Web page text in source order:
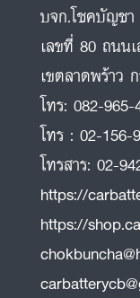
บจก.โชคบัญช
เลขที่ 80 ถนน
เขตลาดพร้าว
โทร: 082-965-
โทร : 02-156-
โทรสาร: 02-
https://
https://